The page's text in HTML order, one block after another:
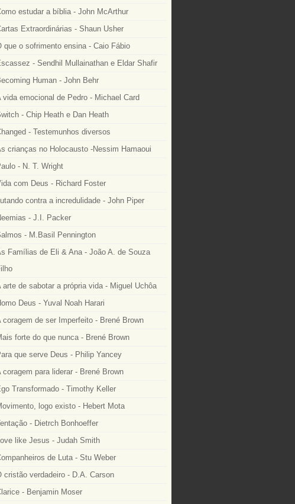
estudar a bíblia - John McArthur
Extraordinárias - Shaun Usher
que o sofrimento ensina - Caio Fábio
- Sendhil Mullainathan e Eldar Shafir
Human - John Behr
vida emocional de Pedro - Michael Card
- Chip Heath e Dan Heath
- Testemunhos diversos
crianças no Holocausto -Nessim Hamaoui
- N. T. Wright
com Deus - Richard Foster
contra a incredulidade - John Piper
- J.I. Packer
- M.Basil Pennington
Famílias de Eli & Ana - João A. de Souza
arte de sabotar a própria vida - Miguel Uchôa
Deus - Yuval Noah Harari
coragem de ser Imperfeito - Brené Brown
forte do que nunca - Brené Brown
que serve Deus - Philip Yancey
coragem para liderar - Brené Brown
Transformado - Timothy Keller
logo existo - Hebert Mota
- Dietrch Bonhoeffer
like Jesus - Judah Smith
de Luta - Stu Weber
cristão verdadeiro - D.A. Carson
- Benjamin Moser